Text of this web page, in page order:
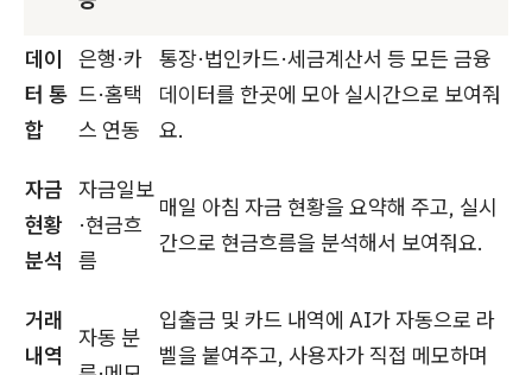
데이
터 통
합
은행·카
드·홈택
스 연동
통장·법인카드·세금계산서 등 모든 금융
데이터를 한곳에 모아 실시간으로 보여줘
요.
자금
현황
분석
자금일보
·현금흐
름
매일 아침 자금 현황을 요약해 주고, 실시
간으로 현금흐름을 분석해서 보여줘요.
거래
내역
자동 분
입출금 및 카드 내역에 AI가 자동으로 라
벨을 붙여주고, 사용자가 직접 메모하며